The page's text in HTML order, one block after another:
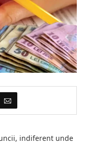
indiferent unde